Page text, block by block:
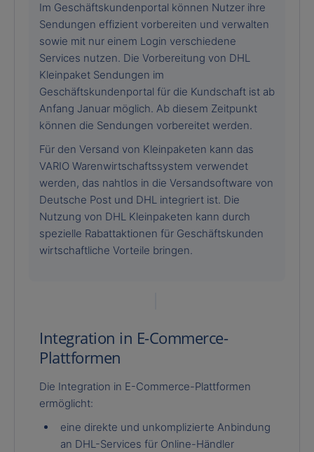
Im Geschäftskundenportal können Nutzer ihre
Sendungen effizient vorbereiten und verwalten
sowie mit nur einem Login verschiedene
Services nutzen. Die Vorbereitung von DHL
Kleinpaket Sendungen im
Geschäftskundenportal für die Kundschaft ist ab
Anfang Januar möglich. Ab diesem Zeitpunkt
können die Sendungen vorbereitet werden.
Für den Versand von Kleinpaketen kann das
VARIO Warenwirtschaftssystem verwendet
werden, das nahtlos in die Versandsoftware von
Deutsche Post und DHL integriert ist. Die
Nutzung von DHL Kleinpaketen kann durch
spezielle Rabattaktionen für Geschäftskunden
wirtschaftliche Vorteile bringen.
Integration in E-Commerce-
Plattformen
Die Integration in E-Commerce-Plattformen
ermöglicht:
eine direkte und unkomplizierte Anbindung
an DHL-Services für Online-Händler